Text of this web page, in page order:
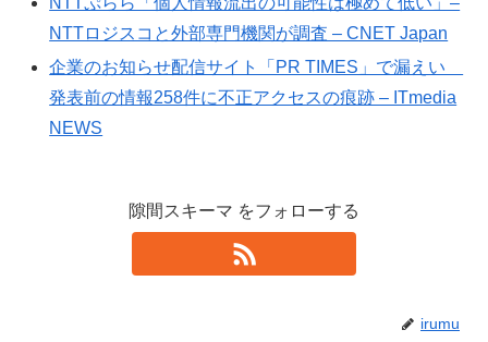
NTTロジスコと外部専門機関が調査 – CNET Japan
企業のお知らせ配信サイト「PR TIMES」で漏えい
発表前の情報258件に不正アクセスの痕跡 – ITmedia
NEWS
隙間スキーマ をフォローする
irumu